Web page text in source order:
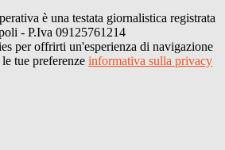
è una testata giornalistica registrata
- P.Iva 09125761214
per offrirti un'esperienza di navigazione
tue preferenze informativa sulla privacy